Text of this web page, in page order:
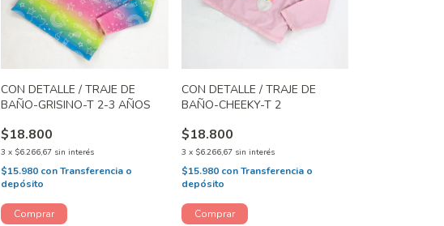
CON DETALLE / TRAJE DE
BAÑO-GRISINO-T 2-3 AÑOS
$18.800
3 x $6.266,67 sin interés
$15.980 conTransferencia o
depósito
CON DETALLE / TRAJE DE
BAÑO-CHEEKY-T 2
$18.800
3 x $6.266,67 sin interés
$15.980 con Transferencia o
depósito